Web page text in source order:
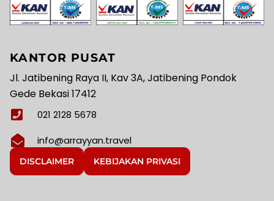
KANTOR PUSAT
Jl. Jatibening Raya II, Kav 3A, Jatibening Pondok
Gede Bekasi 17412
021 2128 5678
info@arrayyan.travel
DISCLAIMER KEBIJAKAN PRIVASI